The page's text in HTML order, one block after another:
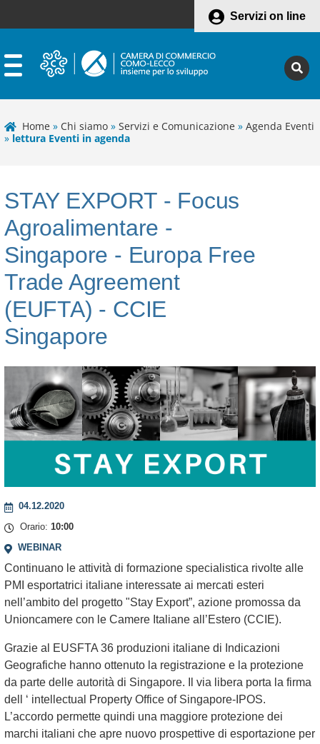
Servizi on line
Home » Chi siamo » Servizi e Comunicazione » Agenda Eventi
» lettura Eventi in agenda
STAY EXPORT - Focus
Agroalimentare -
Singapore - Europa Free
Trade Agreement
(EUFTA) - CCIE
Singapore
−
04.12.2020
Orario: 10:00
WEBINAR
Continuano le attività di formazione specialistica rivolte alle
PMI esportatrici italiane interessate ai mercati esteri
nell’ambito del progetto "Stay Export”, azione promossa da
Unioncamere con le Camere Italiane all’Estero (CCIE).
Grazie al EUSFTA 36 produzioni italiane di Indicazioni
Geografiche hanno ottenuto la registrazione e la protezione
da parte delle autorità di Singapore. Il via libera porta la firma
dell ‘ intellectual Property Office of Singapore-IPOS.
L’accordo permette quindi una maggiore protezione dei
marchi italiani che apre nuovo prospettive di esportazione per